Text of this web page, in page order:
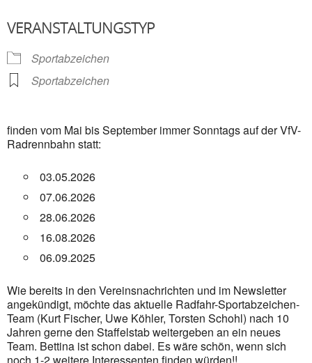
VERANSTALTUNGSTYP
Sportabzeichen
Sportabzeichen
finden vom Mai bis September immer Sonntags auf der VfV-
Radrennbahn statt:
03.05.2026
07.06.2026
28.06.2026
16.08.2026
06.09.2025
Wie bereits in den Vereinsnachrichten und im Newsletter
angekündigt, möchte das aktuelle Radfahr-Sportabzeichen-
Team (Kurt Fischer, Uwe Köhler, Torsten Schohl) nach 10
Jahren gerne den Staffelstab weitergeben an ein neues
Team. Bettina ist schon dabei. Es wäre schön, wenn sich